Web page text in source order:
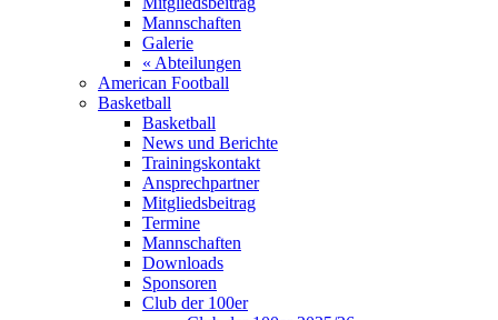
Mannschaften
Galerie
« Abteilungen
American Football
Basketball
Basketball
News und Berichte
Trainingskontakt
Ansprechpartner
Mitgliedsbeitrag
Termine
Mannschaften
Downloads
Sponsoren
Club der 100er